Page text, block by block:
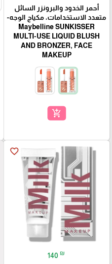
أحمر الخدود والبرونزر السائل
متعدد الاستخدامات، مكياج الوجه-
Maybelline SUNKISSER
MULTI-USE LIQUID BLUSH
AND BRONZER, FACE
MAKEUP
add_shopping_cart
favorite_border
140 ₪